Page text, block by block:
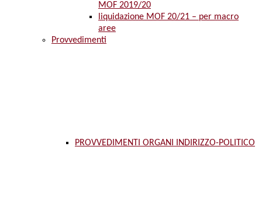
MOF 2019/20
liquidazione MOF 20/21 – per macro
aree
Provvedimenti
PROVVEDIMENTI ORGANI INDIRIZZO-POLITICO